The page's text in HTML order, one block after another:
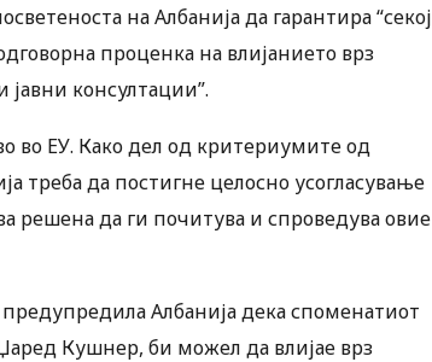
на Албанија да гарантира “секој
проценка на влијанието врз
консултации”.
во ЕУ. Како дел од критериумите од
треба да постигне целосно усогласување
решена да ги почитува и спроведува овие
Албанија дека споменатиот
Кушнер, би можел да влијае врз